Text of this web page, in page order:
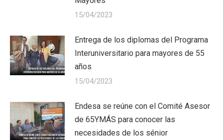
15/04/2023
Entrega de los diplomas del Programa
Interuniversitario para mayores de 55
años
15/04/2023
Endesa se reúne con el Comité Asesor
de 65YMÁS para conocer las
necesidades de los sénior